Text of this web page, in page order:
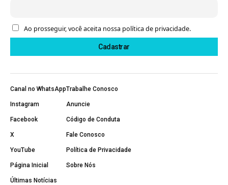
Ao prosseguir, você aceita nossa política de privacidade.
Canal no WhatsApp
Instagram
Facebook
X
YouTube
Página Inicial
Últimas Notícias
Trabalhe Conosco
Anuncie
Código de Conduta
Fale Conosco
Política de Privacidade
Sobre Nós